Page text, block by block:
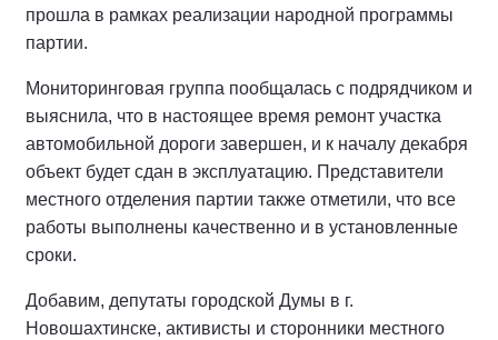
прошла в рамках реализации народной программы
партии.
Мониторинговая группа пообщалась с подрядчиком и
выяснила, что в настоящее время ремонт участка
автомобильной дороги завершен, и к началу декабря
объект будет сдан в эксплуатацию. Представители
местного отделения партии также отметили, что все
работы выполнены качественно и в установленные
сроки.
Добавим, депутаты городской Думы в г.
Новошахтинске, активисты и сторонники местного